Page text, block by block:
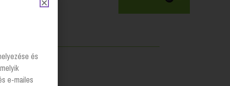
és
e-mailes